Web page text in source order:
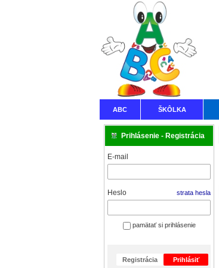
ABC ŠKÔLKA
Prihlásenie - Registrácia
E-mail
Heslo strata hesla
pamätať si prihlásenie
Registrácia Prihlásiť